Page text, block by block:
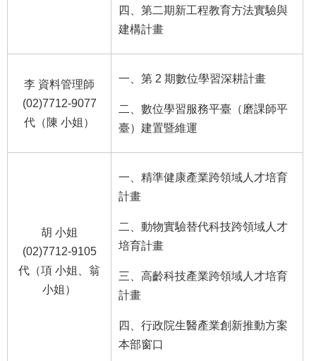
四、第二期新工程教育方法實驗與
建構計畫
李 資料管理師
(02)7712-9077
代（陳 小姐）
一、第 2 期數位學習深耕計畫
二、數位學習服務平臺（磨課師平
臺）建置暨維運
胡 小姐
(02)7712-9105
代（項 小姐、翁
小姐）
一、精準健康產業跨領域人才培育
計畫
二、動物實驗替代科技跨領域人才
培育計畫
三、高齡科技產業跨領域人才培育
計畫
四、行政院生醫產業創新推動方案
本部窗口